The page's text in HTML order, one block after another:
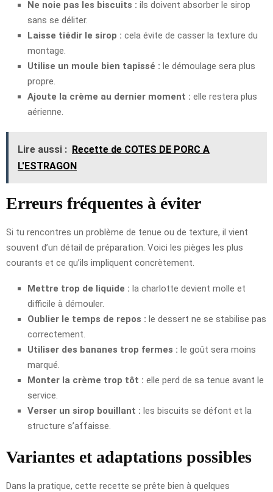
Ne noie pas les biscuits : ils doivent absorber le sirop
sans se déliter.
Laisse tiédir le sirop : cela évite de casser la texture du
montage.
Utilise un moule bien tapissé : le démoulage sera plus
propre.
Ajoute la crème au dernier moment : elle restera plus
aérienne.
Lire aussi : Recette de COTES DE PORC A
L'ESTRAGON
Erreurs fréquentes à éviter
Si tu rencontres un problème de tenue ou de texture, il vient
souvent d’un détail de préparation. Voici les pièges les plus
courants et ce qu’ils impliquent concrètement.
Mettre trop de liquide : la charlotte devient molle et
difficile à démouler.
Oublier le temps de repos : le dessert ne se stabilise pas
correctement.
Utiliser des bananes trop fermes : le goût sera moins
marqué.
Monter la crème trop tôt : elle perd de sa tenue avant le
service.
Verser un sirop bouillant : les biscuits se défont et la
structure s’affaisse.
Variantes et adaptations possibles
Dans la pratique, cette recette se prête bien à quelques